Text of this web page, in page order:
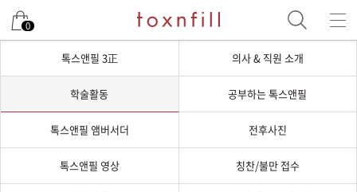
0
톡스앤필 3正 의사 & 직원 소개
학술활동 공부하는 톡스앤필
톡스앤필 앰버서더 전후사진
톡스앤필 영상 칭찬/불만 접수